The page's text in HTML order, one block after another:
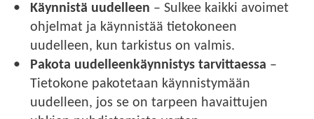
Käynnistä uudelleen – Sulkee kaikki avoimet
ohjelmat ja käynnistää tietokoneen
uudelleen, kun tarkistus on valmis.
Pakota uudelleenkäynnistys tarvittaessa –
Tietokone pakotetaan käynnistymään
uudelleen, jos se on tarpeen havaittujen